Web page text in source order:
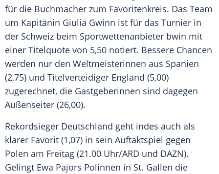
für die Buchmacher zum Favoritenkreis. Das Team
um Kapitänin Giulia Gwinn ist für das Turnier in
der Schweiz beim Sportwettenanbieter bwin mit
einer Titelquote von 5,50 notiert. Bessere Chancen
werden nur den Weltmeisterinnen aus Spanien
(2,75) und Titelverteidiger England (5,00)
zugerechnet, die Gastgeberinnen sind dagegen
Außenseiter (26,00).
Rekordsieger Deutschland geht indes auch als
klarer Favorit (1,07) in sein Auftaktspiel gegen
Polen am Freitag (21.00 Uhr/ARD und DAZN).
Gelingt Ewa Pajors Polinnen in St. Gallen die